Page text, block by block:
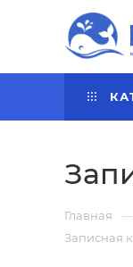
Главная —
Записная